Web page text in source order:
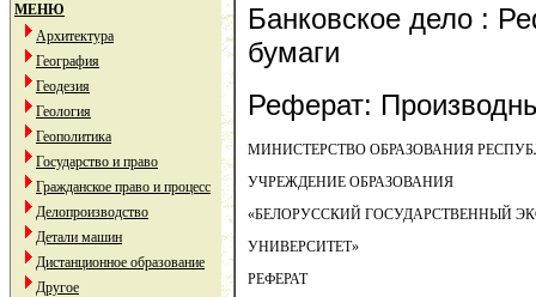
МЕНЮ
Архитектура
География
Геодезия
Геология
Геополитика
Государство и право
Гражданское право и процесс
Делопроизводство
Детали машин
Дистанционное образование
Другое
Банковское дело :
бумаги
Реферат:
МИНИСТЕРСТВО ОБРАЗОВАНИЯ
УЧРЕЖДЕНИЕ ОБРАЗОВАНИЯ
«БЕЛОРУССКИЙ ГОСУДАРСТВЕННЫЙ
УНИВЕРСИТЕТ»
РЕФЕРАТ